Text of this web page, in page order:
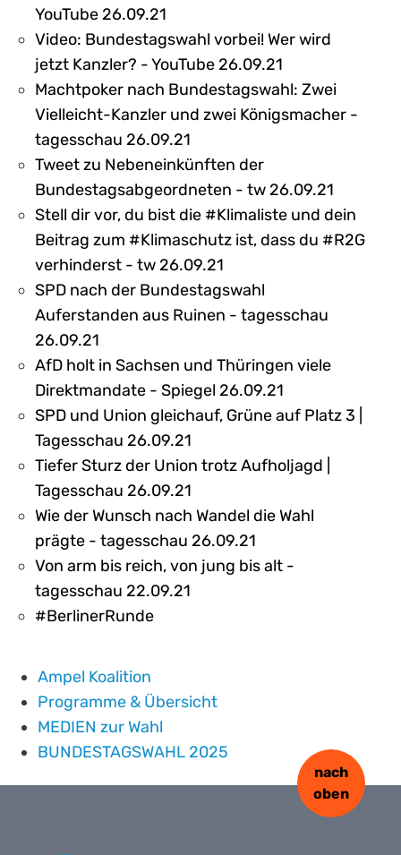
YouTube 26.09.21
Video: Bundestagswahl vorbei! Wer wird
jetzt Kanzler? - YouTube 26.09.21
Machtpoker nach Bundestagswahl: Zwei
Vielleicht-Kanzler und zwei Königsmacher -
tagesschau 26.09.21
Tweet zu Nebeneinkünften der
Bundestagsabgeordneten - tw 26.09.21
Stell dir vor, du bist die #Klimaliste und dein
Beitrag zum #Klimaschutz ist, dass du #R2G
verhinderst - tw 26.09.21
SPD nach der Bundestagswahl
Auferstanden aus Ruinen - tagesschau
26.09.21
AfD holt in Sachsen und Thüringen viele
Direktmandate - Spiegel 26.09.21
SPD und Union gleichauf, Grüne auf Platz 3 |
Tagesschau 26.09.21
Tiefer Sturz der Union trotz Aufholjagd |
Tagesschau 26.09.21
Wie der Wunsch nach Wandel die Wahl
prägte - tagesschau 26.09.21
Von arm bis reich, von jung bis alt -
tagesschau 22.09.21
#BerlinerRunde
Ampel Koalition
Programme & Übersicht
MEDIEN zur Wahl
BUNDESTAGSWAHL 2025
nach
oben